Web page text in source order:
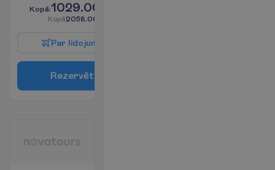
Kopā:1029.00
Kopā2058.00
Par lidojum
Rezervēt